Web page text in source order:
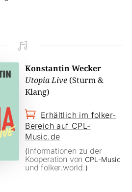

Konstantin Wecker
Utopia Live (Sturm &
Klang)
 Erhältlich im folker-
Bereich auf CPL-
Music.de
(Informationen zu der
Kooperation von CPL-Music
und folker.world.)